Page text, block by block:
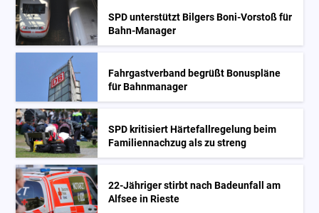
SPD unterstützt Bilgers Boni-Vorstoß für
Bahn-Manager
Fahrgastverband begrüßt Bonuspläne
für Bahnmanager
SPD kritisiert Härtefallregelung beim
Familiennachzug als zu streng
22-Jähriger stirbt nach Badeunfall am
Alfsee in Rieste